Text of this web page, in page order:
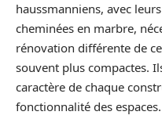
haussmanniens, avec
cheminées en marbre,
rénovation différente de
souvent plus compactes.
caractère de chaque
fonctionnalité des espaces.